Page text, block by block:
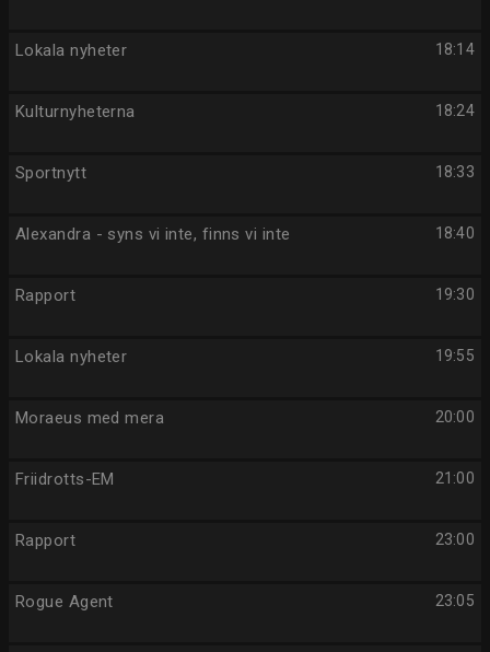
18:14
Lokala nyheter
18:24
Kulturnyheterna
18:33
Sportnytt
18:40
Alexandra - syns vi inte, finns vi inte
19:30
Rapport
19:55
Lokala nyheter
20:00
Moraeus med mera
21:00
Friidrotts-EM
23:00
Rapport
23:05
Rogue Agent